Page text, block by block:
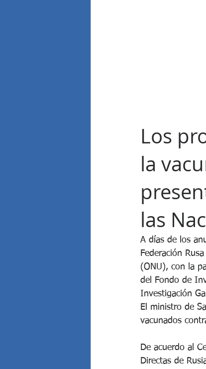
Los
la
las
A días de los
Federación
(ONU), con la
del Fondo de
Investigación
El ministro de
vacunados
De acuerdo al
Directas de